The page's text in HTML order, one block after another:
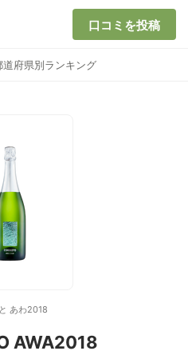
口コミを投稿
道府県別ランキング
あわ2018
AWA2018